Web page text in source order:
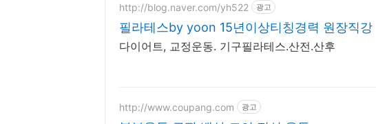
http://blog.naver.com/yh522 광고
필라테스by yoon 15년이상티칭경력 원장직강
다이어트, 교정운동. 기구필라테스.산전.산후
http://www.coupang.com 광고